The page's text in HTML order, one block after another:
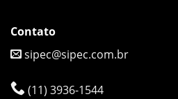
Contato
sipec@sipec.com.br
(11) 3936-1544